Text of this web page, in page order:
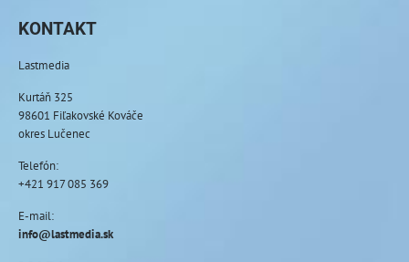
KONTAKT
Lastmedia
Kurtáň 325
98601 Fiľakovské Kováče
okres Lučenec
Telefón:
+421 917 085 369
E-mail:
info@lastmedia.sk